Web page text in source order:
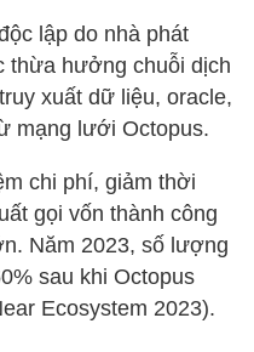
lập do nhà phát
thừa hưởng chuỗi dịch
xuất dữ liệu, oracle,
mạng lưới Octopus.
chi phí, giảm thời
gọi vốn thành công
Năm 2023, số lượng
sau khi Octopus
Ecosystem 2023).